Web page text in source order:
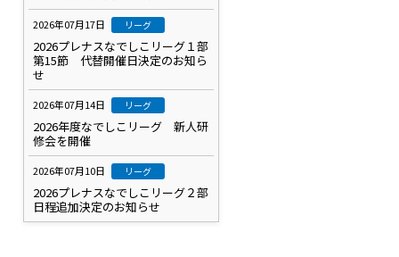
2026年07月17日 リーグ
2026プレナスなでしこリーグ１部
第15節 代替開催日決定のお知ら
せ
2026年07月14日 リーグ
2026年度なでしこリーグ 新人研
修会を開催
2026年07月10日 リーグ
2026プレナスなでしこリーグ２部
日程追加決定のお知らせ